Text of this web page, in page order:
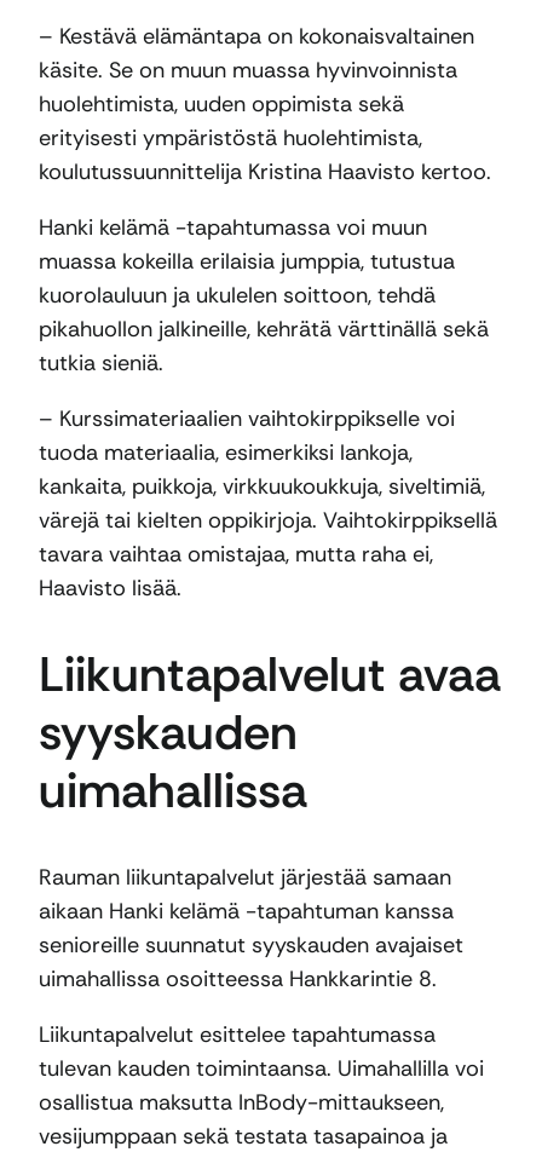
– Kestävä elämäntapa on kokonaisvaltainen
käsite. Se on muun muassa hyvinvoinnista
huolehtimista, uuden oppimista sekä
erityisesti ympäristöstä huolehtimista,
koulutussuunnittelija Kristina Haavisto kertoo.
Hanki kelämä -tapahtumassa voi muun
muassa kokeilla erilaisia jumppia, tutustua
kuorolauluun ja ukulelen soittoon, tehdä
pikahuollon jalkineille, kehrätä värttinällä sekä
tutkia sieniä.
– Kurssimateriaalien vaihtokirppikselle voi
tuoda materiaalia, esimerkiksi lankoja,
kankaita, puikkoja, virkkuukoukkuja, siveltimiä,
värejä tai kielten oppikirjoja. Vaihtokirppiksellä
tavara vaihtaa omistajaa, mutta raha ei,
Haavisto lisää.
Liikuntapalvelut avaa
syyskauden
uimahallissa
Rauman liikuntapalvelut järjestää samaan
aikaan Hanki kelämä -tapahtuman kanssa
senioreille suunnatut syyskauden avajaiset
uimahallissa osoitteessa Hankkarintie 8.
Liikuntapalvelut esittelee tapahtumassa
tulevan kauden toimintaansa. Uimahallilla voi
osallistua maksutta InBody-mittaukseen,
vesijumppaan sekä testata tasapainoa ja